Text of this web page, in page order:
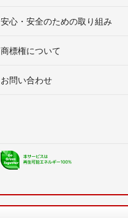
安心・安全のための取り組み
商標権について
お問い合わせ